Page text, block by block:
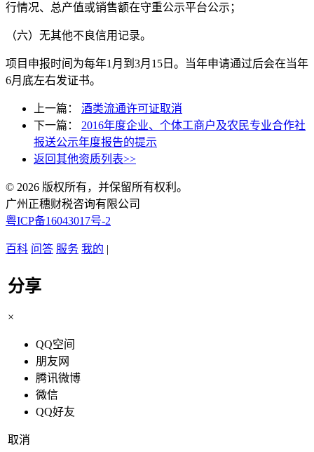
行情况、总产值或销售额在守重公示平台公示；
（六）无其他不良信用记录。
项目申报时间为每年1月到3月15日。当年申请通过后会在当年
6月底左右发证书。
上一篇： 酒类流通许可证取消
下一篇： 2016年度企业、个体工商户及农民专业合作社
报送公示年度报告的提示
返回其他资质列表>>
© 2026 版权所有，并保留所有权利。
广州正穗财税咨询有限公司
粤ICP备16043017号-2
百科 问答 服务 我的 |
分享
×
QQ空间
朋友网
腾讯微博
微信
QQ好友
取消